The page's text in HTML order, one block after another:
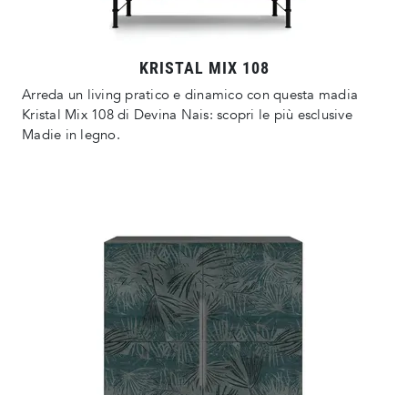
KRISTAL MIX 108
Arreda un living pratico e dinamico con questa madia
Kristal Mix 108 di Devina Nais: scopri le più esclusive
Madie in legno.